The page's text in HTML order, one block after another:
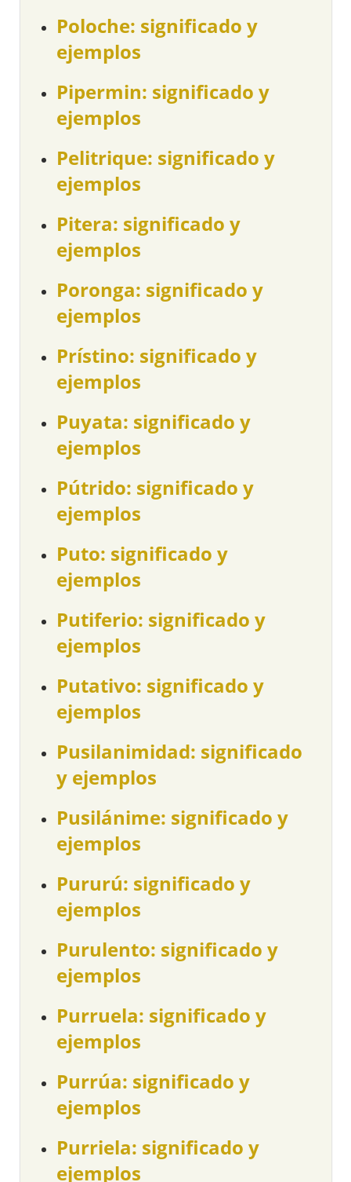
Poloche: significado y
ejemplos
Pipermin: significado y
ejemplos
Pelitrique: significado y
ejemplos
Pitera: significado y
ejemplos
Poronga: significado y
ejemplos
Prístino: significado y
ejemplos
Puyata: significado y
ejemplos
Pútrido: significado y
ejemplos
Puto: significado y
ejemplos
Putiferio: significado y
ejemplos
Putativo: significado y
ejemplos
Pusilanimidad: significado
y ejemplos
Pusilánime: significado y
ejemplos
Pururú: significado y
ejemplos
Purulento: significado y
ejemplos
Purruela: significado y
ejemplos
Purrúa: significado y
ejemplos
Purriela: significado y
ejemplos